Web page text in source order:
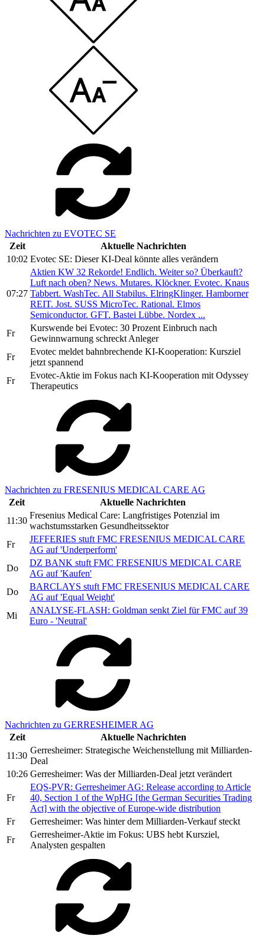
Nachrichten zu EVOTEC SE
Zeit
Aktuelle Nachrichten
10:02 Evotec SE: Dieser KI-Deal könnte alles verändern
07:27
Aktien KW 32 Rekorde! Endlich. Weiter so? Überkauft?
Luft nach oben? News. Mutares. Klöckner. Evotec. Knaus
Tabbert. WashTec. All Stabilus. ElringKlinger. Hamborner
REIT. Jost. SUSS MicroTec. Rational. Elmos
Semiconductor. GFT. Bastei Lübbe. Nordex ...
Fr
Kurswende bei Evotec: 30 Prozent Einbruch nach
Gewinnwarnung schreckt Anleger
Fr
Evotec meldet bahnbrechende KI-Kooperation: Kursziel
jetzt spannend
Fr
Evotec-Aktie im Fokus nach KI-Kooperation mit Odyssey
Therapeutics
Nachrichten zu FRESENIUS MEDICAL CARE AG
Zeit
Aktuelle Nachrichten
11:30
Fresenius Medical Care: Langfristiges Potenzial im
wachstumsstarken Gesundheitssektor
Fr
JEFFERIES stuft FMC FRESENIUS MEDICAL CARE
AG auf 'Underperform'
Do
DZ BANK stuft FMC FRESENIUS MEDICAL CARE
AG auf 'Kaufen'
Do
BARCLAYS stuft FMC FRESENIUS MEDICAL CARE
AG auf 'Equal Weight'
Mi
ANALYSE-FLASH: Goldman senkt Ziel für FMC auf 39
Euro - 'Neutral'
Nachrichten zu GERRESHEIMER AG
Zeit
Aktuelle Nachrichten
11:30
Gerresheimer: Strategische Weichenstellung mit Milliarden-
Deal
10:26 Gerresheimer: Was der Milliarden-Deal jetzt verändert
Fr
EQS-PVR: Gerresheimer AG: Release according to Article
40, Section 1 of the WpHG [the German Securities Trading
Act] with the objective of Europe-wide distribution
Fr
Gerresheimer: Was hinter dem Milliarden-Verkauf steckt
Fr
Gerresheimer-Aktie im Fokus: UBS hebt Kursziel,
Analysten gespalten